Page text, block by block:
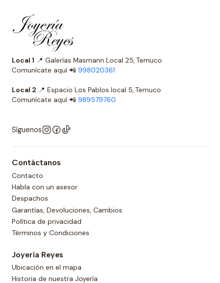
Local 1 📍 Galerías Masmann Local 25, Temuco
Comunícate aquí 📲 998020361
Local 2 📍 Espacio Los Pablos local 5, Temuco
Comunícate aquí 📲 989579760
Síguenos
Contáctanos
Contacto
Habla con un asesor
Despachos
Garantías, Devoluciones, Cambios
Política de privacidad
Términos y Condiciones
Joyería Reyes
Ubicación en el mapa
Historia de nuestra Joyería